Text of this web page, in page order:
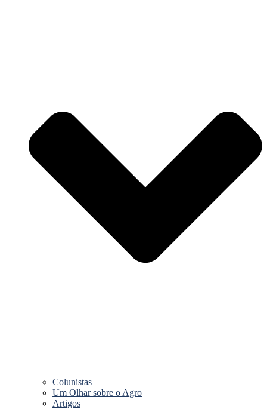
Colunistas
Um Olhar sobre o Agro
Artigos